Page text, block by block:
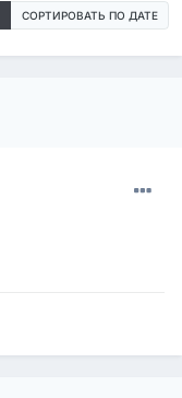
СОРТИРОВАТЬ ПО ДАТЕ